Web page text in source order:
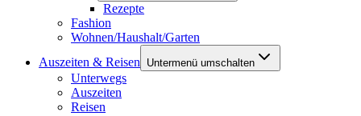
Rezepte
Fashion
Wohnen/Haushalt/Garten
Auszeiten & Reisen
Untermenü umschalten
Unterwegs
Auszeiten
Reisen